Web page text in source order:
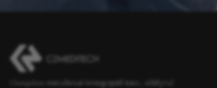
Changzhou മെഡിടെക് ടെക്നോളജി കോ., ലിമിറ്റഡ്.